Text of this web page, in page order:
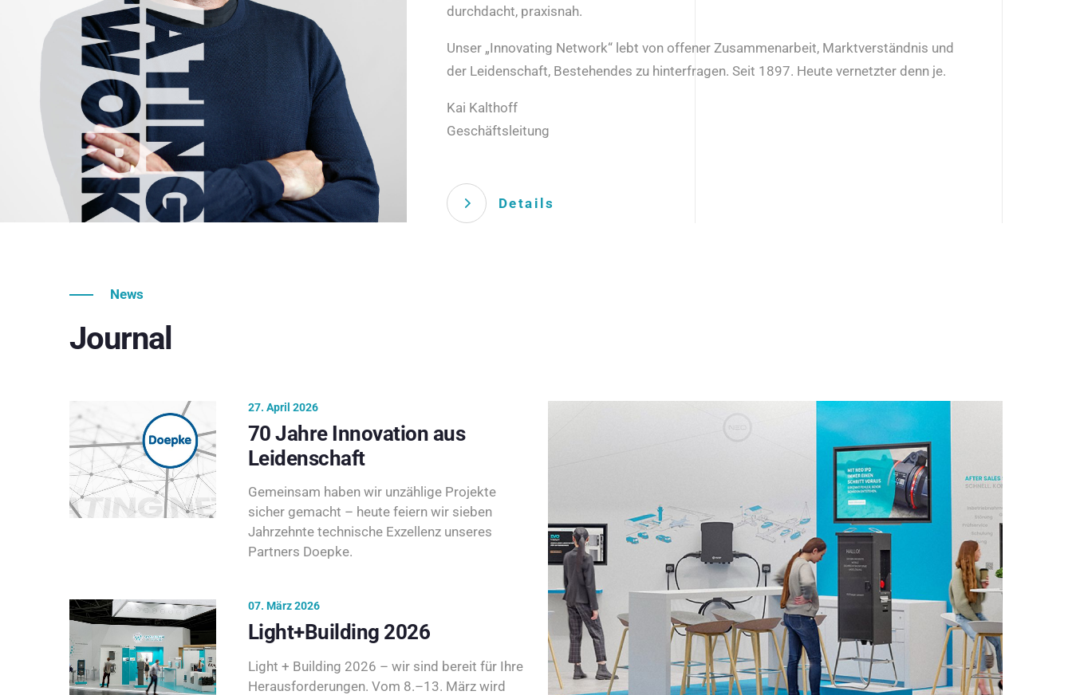
durchdacht, praxisnah.
Unser „Innovating Network“ lebt von offener Zusammenarbeit, Marktverständnis und
der Leidenschaft, Bestehendes zu hinterfragen. Seit 1897. Heute vernetzter denn je.
Kai Kalthoff
Geschäftsleitung
Details
News
Journal
27. April 2026
70 Jahre Innovation aus
Leidenschaft
Gemeinsam haben wir unzählige Projekte
sicher gemacht – heute feiern wir sieben
Jahrzehnte technische Exzellenz unseres
Partners Doepke.
07. März 2026
Light+Building 2026
Light + Building 2026 – wir sind bereit für Ihre
Herausforderungen. Vom 8.–13. März wird